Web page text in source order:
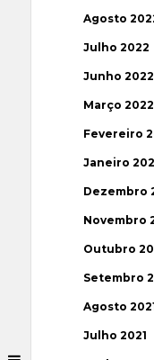
Agosto
Julho 2022
Junho 2022
Março 2022
Fevereiro
Janeiro
Dezembro
Novembro
Outubro
Setembro
Agosto
Julho 2021